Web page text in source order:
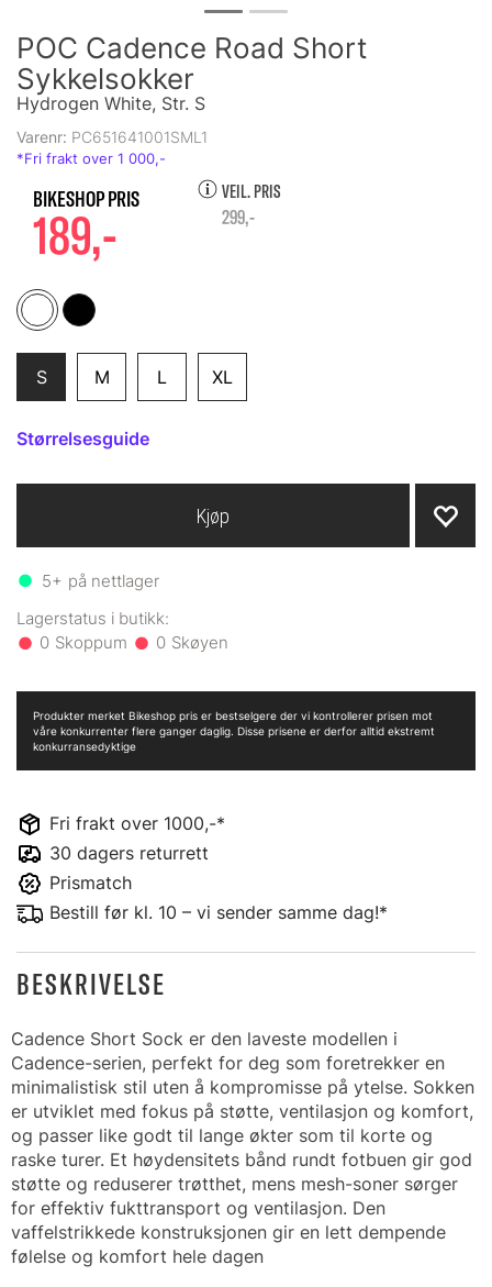
POC Cadence Road Short
Sykkelsokker
Hydrogen White, Str. S
Varenr: PC651641001SML1
189,-
VEIL. PRIS
299,-
S M L XL
Størrelsesguide
5+ på nettlager
0 0
Kjøp
Fri frakt over 1000,-*
30 dagers returrett
Prismatch
Bestill før kl. 10 – vi sender samme dag!*
Produkter merket Bikeshop pris er bestselgere der vi kontrollerer prisen mot
våre konkurrenter flere ganger daglig. Disse prisene er derfor alltid ekstremt
konkurransedyktige
BESKRIVELSE
Cadence Short Sock er den laveste modellen i
Cadence-serien, perfekt for deg som foretrekker en
minimalistisk stil uten å kompromisse på ytelse. Sokken
er utviklet med fokus på støtte, ventilasjon og komfort,
og passer like godt til lange økter som til korte og
raske turer. Et høydensitets bånd rundt fotbuen gir god
støtte og reduserer trøtthet, mens mesh-soner sørger
for effektiv fukttransport og ventilasjon. Den
vaffelstrikkede konstruksjonen gir en lett dempende
følelse og komfort hele dagen